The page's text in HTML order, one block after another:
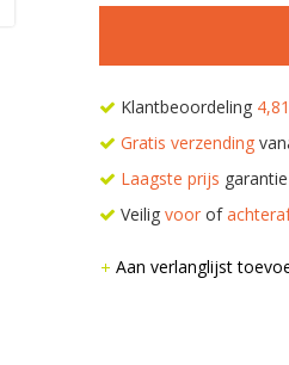
Klantbeoordeling
Gratis verzending
Laagste prijs garantie
Veilig voorof
Aan verlanglijst